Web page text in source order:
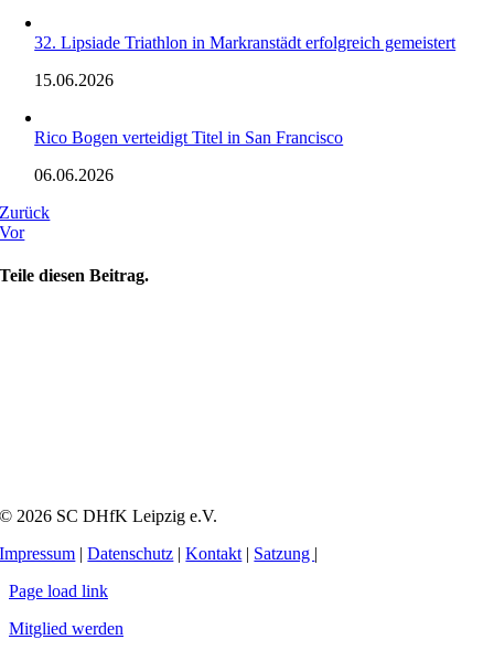
32. Lipsiade Triathlon in Markranstädt erfolgreich gemeistert
15.06.2026
Rico Bogen verteidigt Titel in San Francisco
06.06.2026
Zurück
Vor
Teile diesen Beitrag.
© 2026 SC DHfK Leipzig e.V.
Impressum |Datenschutz |Kontakt | Satzung |
Page load link
Mitglied werden